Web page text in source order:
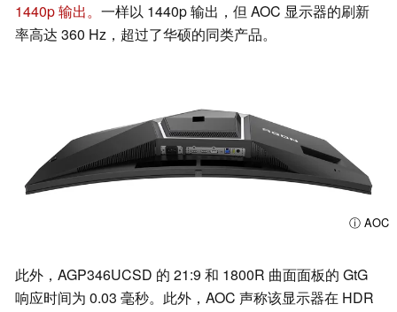
1440p 输出。 一样以 1440p 输出，但 AOC 显示器的刷新
率高达 360 Hz，超过了华硕的同类产品。
ⓘ AOC
此外，AGP346UCSD 的 21:9 和 1800R 曲面面板的 GtG
响应时间为 0.03 毫秒。此外，AOC 声称该显示器在 HDR